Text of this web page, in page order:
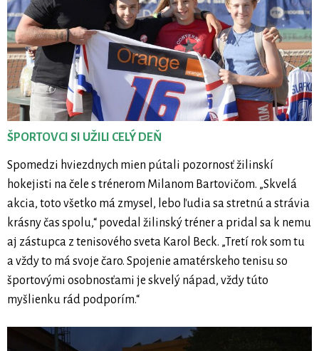
ŠPORTOVCI SI UŽILI CELÝ DEŇ
Spomedzi hviezdnych mien pútali pozornosť žilinskí
hokejisti na čele s trénerom Milanom Bartovičom. „Skvelá
akcia, toto všetko má zmysel, lebo ľudia sa stretnú a strávia
krásny čas spolu,“ povedal žilinský tréner a pridal sa k nemu
aj zástupca z tenisového sveta Karol Beck. „Tretí rok som tu
a vždy to má svoje čaro. Spojenie amatérskeho tenisu so
športovými osobnosťami je skvelý nápad, vždy túto
myšlienku rád podporím.“